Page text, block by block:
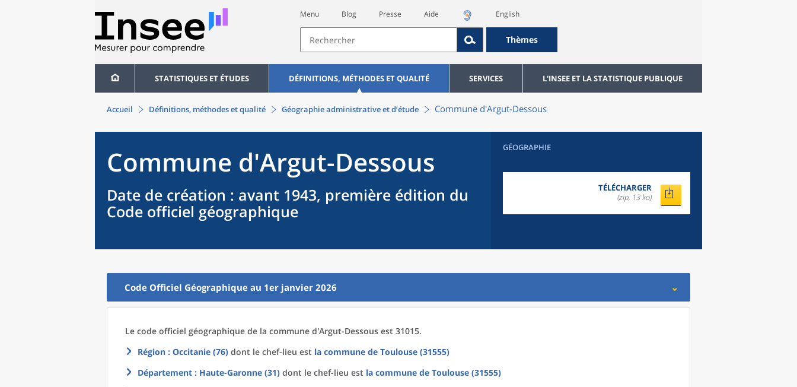
Menu Blog Presse Aide English
Thèmes
STATISTIQUES ET ÉTUDES DÉFINITIONS, MÉTHODES ET QUALITÉ SERVICES L'INSEE ET LA STATISTIQUE PUBLIQUE
Accueil Définitions, méthodes et qualité Géographie administrative et d’étude Commune d'Argut-Dessous
Commune d'Argut-Dessous
Date de création : avant 1943, première édition du
Code officiel géographique
GÉOGRAPHIE
TÉLÉCHARGER
(zip, 13 ko)
Code Officiel Géographique au 1er janvier 2026
Le code officiel géographique de la commune d'Argut-Dessous est 31015.
Région : Occitanie (76) dont le chef-lieu est la commune de Toulouse (31555)
Département : Haute-Garonne (31) dont le chef-lieu est la commune de Toulouse (31555)